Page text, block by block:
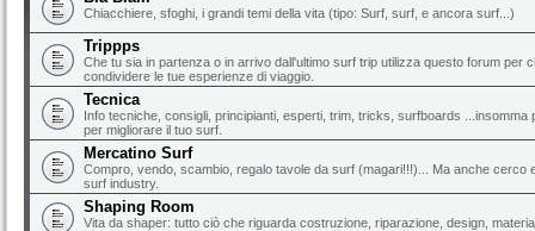
Chiacchiere, sfoghi, i grandi temi della vita (tipo: Surf, surf, e ancora surf...)
Trippps
Che tu sia in partenza o in arrivo dall'ultimo surf trip utilizza questo forum per
condividere le tue esperienze di viaggio.
Tecnica
Info tecniche, consigli, principianti, esperti, trim, tricks, surfboards ...insomma
per migliorare il tuo surf.
Mercatino Surf
Compro, vendo, scambio, regalo tavole da surf (magari!!!)... Ma anche cerco
surf industry.
Shaping Room
Vita da shaper: tutto ciò che riguarda costruzione, riparazione, design,